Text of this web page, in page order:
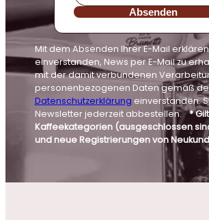
Absenden
Mit dem Absenden Ihrer E-Mail
einverstanden, News per E-Mail zu
mit der damit verbundenen
personenbezogenen Daten gemäß
Datenschutzerklärung einverstanden.
Newsletter jederzeit abbestellen.*
Kaffeekategorien (ausgeschlossen
und neue Registrierungen von